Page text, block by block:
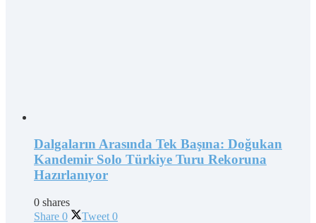
Dalgaların Arasında Tek Başına: Doğukan
Kandemir Solo Türkiye Turu Rekoruna
Hazırlanıyor
0 shares
Share 0 Tweet 0